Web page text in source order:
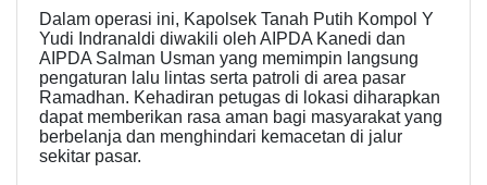
Dalam operasi ini, Kapolsek Tanah Putih Kompol Y
Yudi Indranaldi diwakili oleh AIPDA Kanedi dan
AIPDA Salman Usman yang memimpin langsung
pengaturan lalu lintas serta patroli di area pasar
Ramadhan. Kehadiran petugas di lokasi diharapkan
dapat memberikan rasa aman bagi masyarakat yang
berbelanja dan menghindari kemacetan di jalur
sekitar pasar.